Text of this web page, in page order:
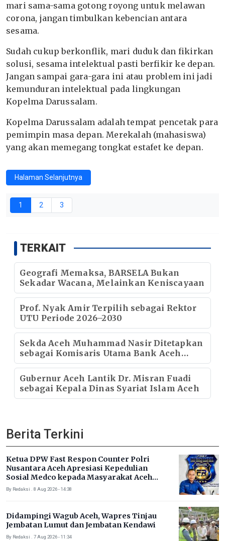
mari sama-sama gotong royong untuk melawan
corona, jangan timbulkan kebencian antara
sesama.
Sudah cukup berkonflik, mari duduk dan fikirkan
solusi, sesama intelektual pasti berfikir ke depan.
Jangan sampai gara-gara ini atau problem ini jadi
kemunduran intelektual pada lingkungan
Kopelma Darussalam.
Kopelma Darussalam adalah tempat pencetak para
pemimpin masa depan. Merekalah (mahasiswa)
yang akan memegang tongkat estafet ke depan.
Halaman Selanjutnya
1 2 3
TERKAIT
Geografi Memaksa, BARSELA Bukan
Sekadar Wacana, Melainkan Keniscayaan
Prof. Nyak Amir Terpilih sebagai Rektor
UTU Periode 2026–2030
Sekda Aceh Muhammad Nasir Ditetapkan
sebagai Komisaris Utama Bank Aceh
Syariah Periode 2026–2030
Gubernur Aceh Lantik Dr. Misran Fuadi
sebagai Kepala Dinas Syariat Islam Aceh
Berita Terkini
Ketua DPW Fast Respon Counter Polri
Nusantara Aceh Apresiasi Kepedulian
Sosial Medco kepada Masyarakat Aceh
Timur
By Redaksi . 8 Aug 2026 - 14:38
Didampingi Wagub Aceh, Wapres Tinjau
Jembatan Lumut dan Jembatan Kendawi
By Redaksi . 7 Aug 2026 - 11:34